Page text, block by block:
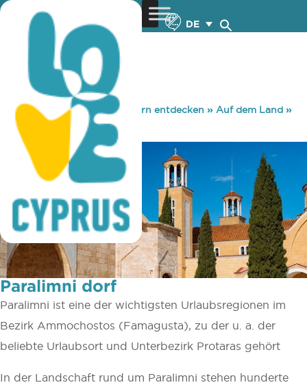
DE
You are here: Home »Zypern entdecken » Auf dem Land »
Dörfer
»Paralimni dorf
Paralimni dorf
Paralimni ist eine der wichtigsten Urlaubsregionen im
Bezirk Ammochostos (Famagusta), zu der u. a. der
beliebte Urlaubsort und Unterbezirk Protaras gehört
In der Landschaft rund um Paralimni stehen hunderte